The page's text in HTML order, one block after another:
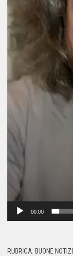
00:00
RUBRICA: BUONE